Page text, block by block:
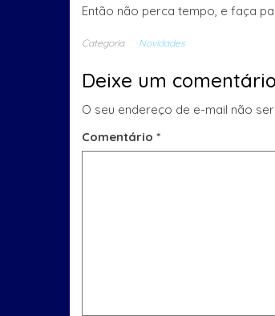
Então não perca tempo, e faça
Categoria Novidades
Deixe um comentário
O seu endereço de e-mail não
Comentário *